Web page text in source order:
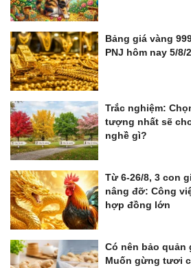
Bảng giá vàng
PNJ hôm nay 5/8/
Trắc nghiệm:
tượng nhất sẽ
nghề gì?
Từ 6-26/8, 3 con
nâng đỡ: Công
hợp đồng lớn
Có nên bảo
Muốn gừng tươi